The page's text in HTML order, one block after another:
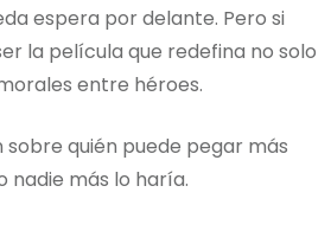
espera por delante. Pero si
la película que redefina no solo
entre héroes.
sobre quién puede pegar más
nadie más lo haría.